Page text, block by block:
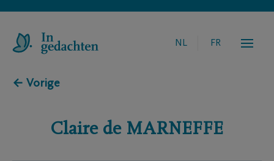
NL FR
← Vorige
Claire de MARNEFFE